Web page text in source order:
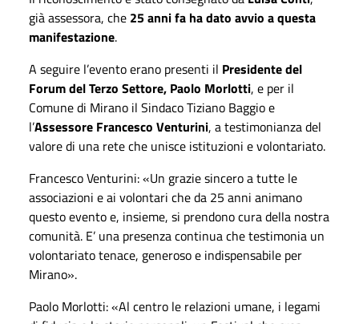
già assessora, che 25 anni fa ha dato avvio a questa
manifestazione.
A seguire l’evento erano presenti il Presidente del
Forum del Terzo Settore, Paolo Morlotti, e per il
Comune di Mirano il Sindaco Tiziano Baggio e
l’Assessore Francesco Venturini, a testimonianza del
valore di una rete che unisce istituzioni e volontariato.
Francesco Venturini: «Un grazie sincero a tutte le
associazioni e ai volontari che da 25 anni animano
questo evento e, insieme, si prendono cura della nostra
comunità. E’ una presenza continua che testimonia un
volontariato tenace, generoso e indispensabile per
Mirano».
Paolo Morlotti: «Al centro le relazioni umane, i legami